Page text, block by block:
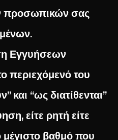
προσωπικών σας
Εγγυήσεων
περιεχόμενό του
και “ως διατίθενται”
είτε ρητή είτε
βαθμό που